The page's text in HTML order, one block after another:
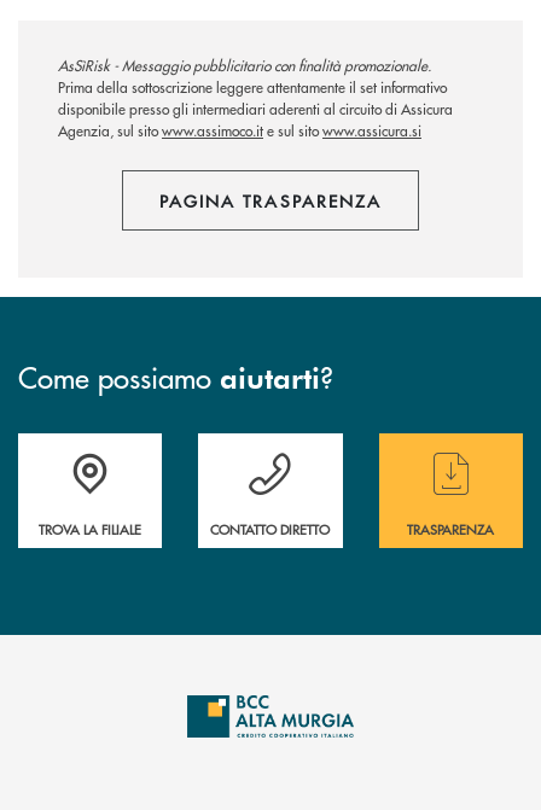
AsSìRisk - Messaggio pubblicitario con finalità promozionale.
Prima della sottoscrizione leggere attentamente il set informativo
disponibile presso gli intermediari aderenti al circuito di Assicura
Agenzia, sul sitowww.assimoco.ite sul sitowww.assicura.si
PAGINA TRASPARENZA
Come possiamo aiutarti?
Accedi all' elenco completo delle filiali
TROVA LA FILIALE
Hai bisogno di assistenza immediata ?
CONTATTO DIRETTO
Hai bisogno di
TRASPARENZA